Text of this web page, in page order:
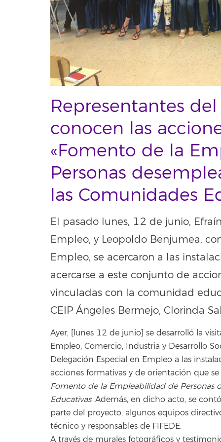
Representantes
conocen las
«Fomento de la
Personas
las Comunidades
El pasado lunes, 12 de junio,
Empleo, y Leopoldo Benjumea,
Empleo, se acercaron a las
acercarse a este conjunto de
vinculadas con la comunidad
CEIP Ángeles Bermejo, Clorinda
Ayer, [lunes 12 de junio] se desarrolló la
Empleo, Comercio, Industria y Desarrollo
Delegación Especial en Empleo a las
acciones formativas y de orientación que
Fomento de la Empleabilidad de Personas
Educativas. Además, en dicho acto, se
parte del proyecto, algunos equipos
técnico y responsables de FIFEDE.
A través de murales fotográficos y